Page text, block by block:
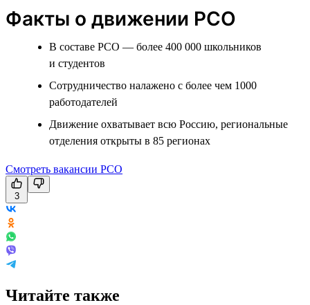
Факты о движении РСО
В составе РСО — более 400 000 школьников
и студентов
Сотрудничество налажено с более чем 1000
работодателей
Движение охватывает всю Россию, региональные
отделения открыты в 85 регионах
Смотреть вакансии РСО
3
Читайте также